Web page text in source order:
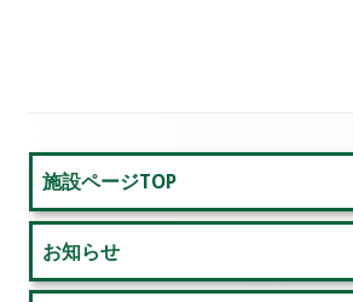
メ
イ
ン
施設ページTOP
お知らせ